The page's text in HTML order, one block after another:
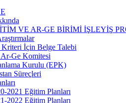
VE AR-GE BİRİMİ İŞLEYİŞ
İçin Belge Talebi
Ge Komitesi
Kurulu (EPK)
Süreçleri
2021 Eğitim Planları
2022 Eğitim Planları